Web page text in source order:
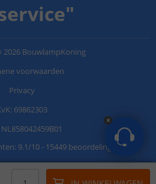
"
2026 BouwlampKoning
voorwaarden
Privacy
69862303
NL858042459B01
9.1/10- 15449 beoordelingen